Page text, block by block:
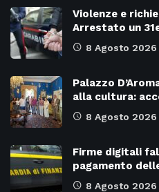
Violenze e
Arrestato un
8 Agosto 2026
Palazzo
alla cultura:
8 Agosto 2026
Firme digitali
pagamento
8 Agosto 2026